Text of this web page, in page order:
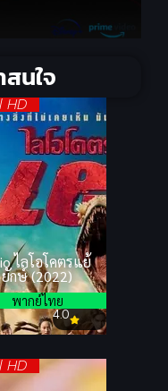
นใจ
HD
ไลโอโคตรแย้
ยักษ์ (2022)
4.0
พากย์ไทย
HD